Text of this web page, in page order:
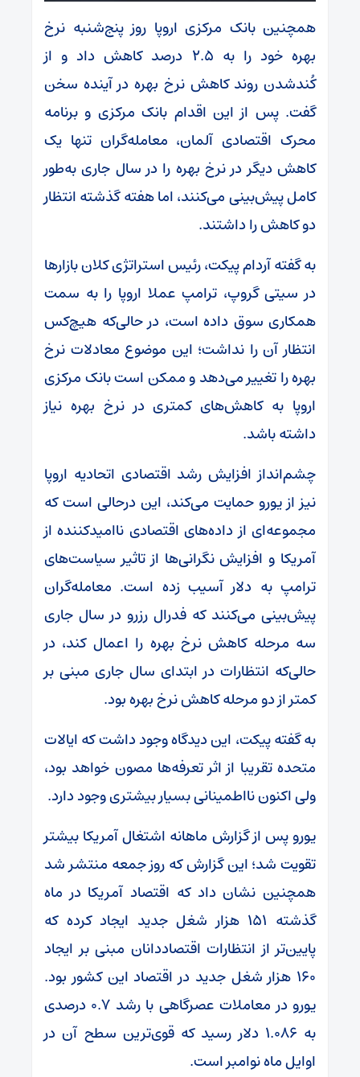
همچنین بانک مرکزی اروپا روز پنج‌شنبه نرخ
بهره خود را به ۲.۵ درصد کاهش داد و از
کُندشدن روند کاهش نرخ بهره در آینده سخن
گفت. پس از این اقدام بانک مرکزی و برنامه
محرک اقتصادی آلمان، معامله‌گران تنها یک
کاهش دیگر در نرخ بهره را در سال جاری به‌طور
کامل پیش‌بینی می‌کنند، اما هفته گذشته انتظار
دو کاهش را داشتند.
به گفته آردام پیکت، رئیس استراتژی کلان بازارها
در سیتی گروپ، ترامپ عملا اروپا را به سمت
همکاری سوق داده است، در حالی‌که هیچ‌کس
انتظار آن را نداشت؛ این موضوع معادلات نرخ
بهره را تغییر می‌دهد و ممکن است بانک مرکزی
اروپا به کاهش‌های کمتری در نرخ بهره نیاز
داشته باشد.
چشم‌انداز افزایش رشد اقتصادی اتحادیه اروپا
نیز از یورو حمایت می‌کند، این درحالی است که
مجموعه‌ای از داده‌های اقتصادی ناامیدکننده از
آمریکا و افزایش نگرانی‌ها از تاثیر سیاست‌های
ترامپ به دلار آسیب زده است. معامله‌گران
پیش‌بینی می‌کنند که فدرال رزرو در سال جاری
سه مرحله کاهش نرخ بهره را اعمال کند، در
حالی‌که انتظارات در ابتدای سال جاری مبنی بر
کمتر از دو مرحله کاهش نرخ بهره بود.
به گفته پیکت، این دیدگاه وجود داشت که ایالات
متحده تقریبا از اثر تعرفه‌ها مصون خواهد بود،
ولی اکنون نااطمینانی بسیار بیشتری وجود دارد.
یورو پس از گزارش ماهانه اشتغال آمریکا بیشتر
تقویت شد؛ این گزارش که روز جمعه منتشر شد
همچنین نشان داد که اقتصاد آمریکا در ماه
گذشته ۱۵۱ هزار شغل جدید ایجاد کرده که
پایین‌تر از انتظارات اقتصاددانان مبنی بر ایجاد
۱۶۰ هزار شغل جدید در اقتصاد این کشور بود.
یورو در معاملات عصرگاهی با رشد ۰.۷ درصدی
به ۱.۰۸۶ دلار رسید که قوی‌ترین سطح آن در
اوایل ماه نوامبر است.